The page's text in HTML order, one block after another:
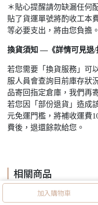
加入購物車
＊貼心提醒請勿缺漏任何
貼了貨運單號將酌收工本
等必要支出，將由您負擔。
換貨須知 —《詳情可見退/
若您需要「換貨服務」可
服人員會查詢目前庫存狀
品寄回指定倉庫，我們再
若您因「部份退貨」造成
元免運門檻，將補收運費
費後，退還餘款給您。
相關商品